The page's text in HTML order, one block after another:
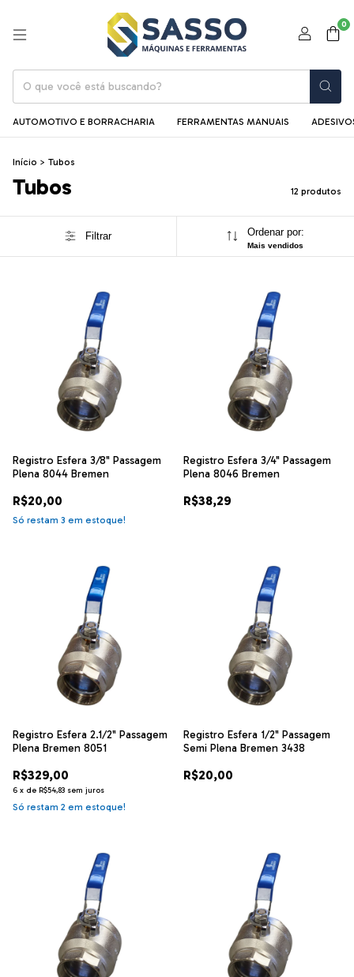
0
AUTOMOTIVO E BORRACHARIA FERRAMENTAS MANUAIS
Início > Tubos
Tubos 12 produtos
Filtrar Ordenar por:
Mais vendidos
Registro Esfera 3/8" Passagem
Plena 8044 Bremen
R$20,00
Só restam 3 em estoque!
Registro Esfera 3/4" Passagem
Plena 8046 Bremen
R$38,29
Registro Esfera 2.1/2" Passagem
Plena Bremen 8051
R$329,00
6 x de R$54,83 sem juros
Só restam 2 em estoque!
Registro Esfera 1/2" Passagem
Semi Plena Bremen 3438
R$20,00